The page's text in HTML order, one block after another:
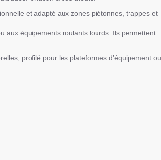
et adapté aux zones piétonnes, trappes et
aux équipements roulants lourds. Ils permettent
profilé pour les plateformes d’équipement ou